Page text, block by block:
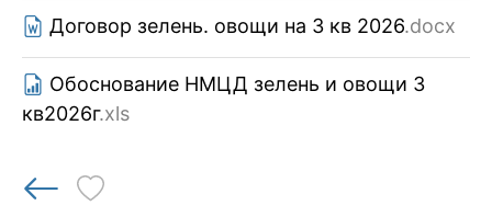
Договор зелень. овощи на 3 кв 2026.docx
Обоснование НМЦД зелень и овощи 3
кв2026г.xls